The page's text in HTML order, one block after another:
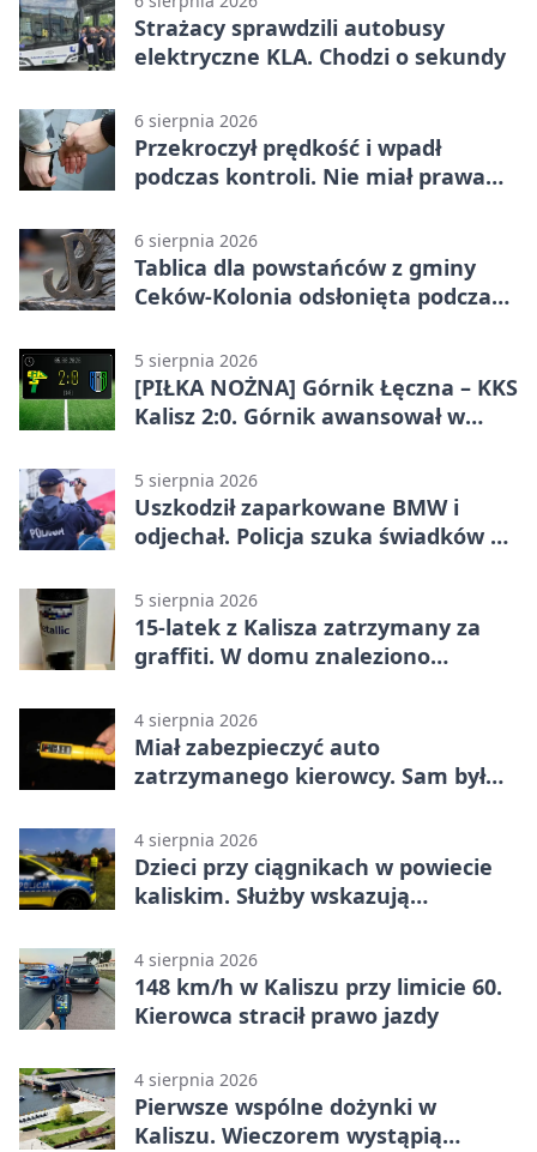
Strażacy sprawdzili autobusy
elektryczne KLA. Chodzi o sekundy
6 sierpnia 2026
Przekroczył prędkość i wpadł
podczas kontroli. Nie miał prawa
6 sierpnia 2026
Tablica dla powstańców z gminy
Ceków-Kolonia odsłonięta podczas
5 sierpnia 2026
[PIŁKA NOŻNA] Górnik Łęczna – KKS
Kalisz 2:0. Górnik awansował w
5 sierpnia 2026
Uszkodził zaparkowane BMW i
odjechał. Policja szuka świadków w
5 sierpnia 2026
15-latek z Kalisza zatrzymany za
graffiti. W domu znaleziono
4 sierpnia 2026
Miał zabezpieczyć auto
zatrzymanego kierowcy. Sam był
4 sierpnia 2026
Dzieci przy ciągnikach w powiecie
kaliskim. Służby wskazują
4 sierpnia 2026
148 km/h w Kaliszu przy limicie 60.
Kierowca stracił prawo jazdy
4 sierpnia 2026
Pierwsze wspólne dożynki w
Kaliszu. Wieczorem wystąpią